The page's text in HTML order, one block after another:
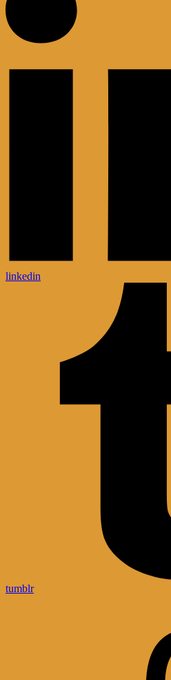
linkedin
tumblr